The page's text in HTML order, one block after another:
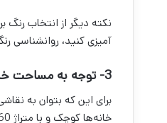
نکته دیگر از انتخاب
آمیزی کنید، روانشناسی
3- توجه به مساحت خانه
برای این که بتوان به